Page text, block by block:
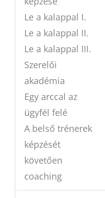
Le a kalappal I.
Le a kalappal II.
Le a kalappal III.
Szerelői
akadémia
Egy arccal az
ügyfél felé
A belső trénerek
képzését
követően
coaching